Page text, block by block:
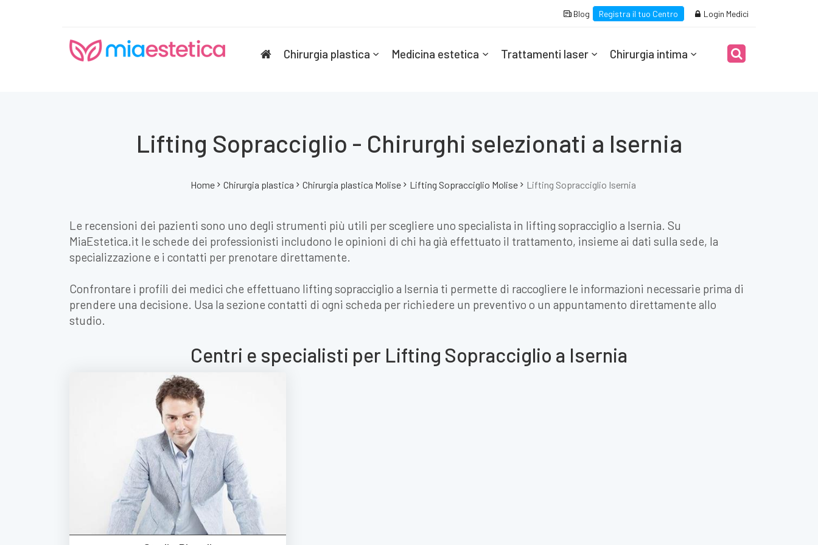
Blog Registra il tuo Centro Login Medici
Chirurgia plastica Medicina estetica Trattamenti laser Chirurgia intima
Lifting Sopracciglio - Chirurghi selezionati a Isernia
Home Chirurgia plastica Chirurgia plastica Molise Lifting Sopracciglio Molise Lifting Sopracciglio Isernia
Le recensioni dei pazienti sono uno degli strumenti più utili per scegliere uno specialista in lifting sopracciglio a Isernia. Su
MiaEstetica.it le schede dei professionisti includono le opinioni di chi ha già effettuato il trattamento, insieme ai dati sulla sede, la
specializzazione e i contatti per prenotare direttamente.
Confrontare i profili dei medici che effettuano lifting sopracciglio a Isernia ti permette di raccogliere le informazioni necessarie prima di
prendere una decisione. Usa la sezione contatti di ogni scheda per richiedere un preventivo o un appuntamento direttamente allo
studio.
Centri e specialisti per Lifting Sopracciglio a Isernia